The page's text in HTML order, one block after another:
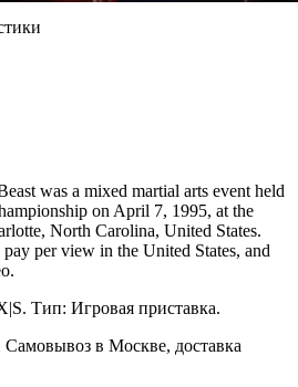
was a mixed martial arts event held
on April 7, 1995, at the
North Carolina, United States.
per view in the United States, and
Тип: Игровая приставка.
Самовывоз в Москве, доставка